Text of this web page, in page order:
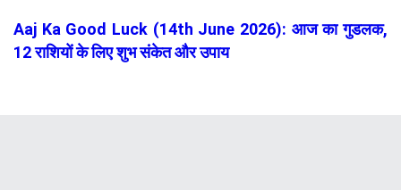
Aaj Ka Good Luck (14th June 2026): आज का गुडलक,
12 राशियों के लिए शुभ संकेत और उपाय